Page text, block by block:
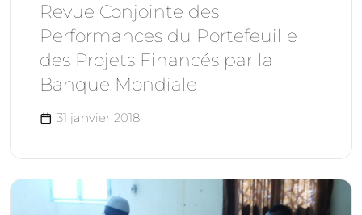
Revue Conjointe des
Performances du Portefeuille
des Projets Financés par la
Banque Mondiale
31 janvier 2018